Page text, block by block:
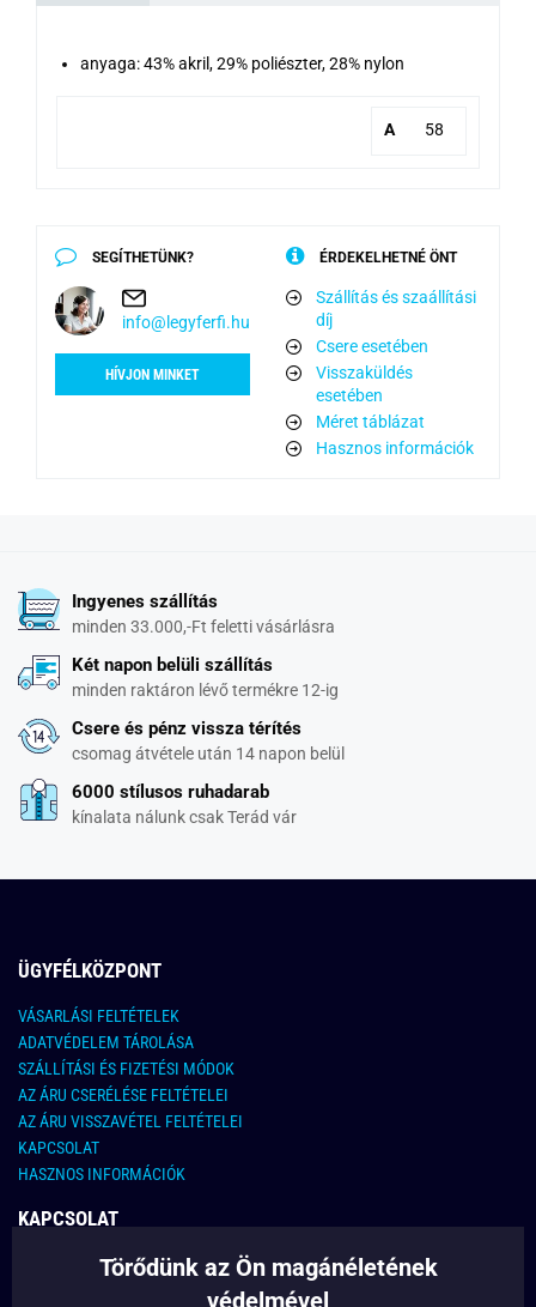
anyaga: 43% akril, 29% poliészter, 28% nylon
A 58
SEGÍTHETÜNK?
info@legyferfi.hu
HÍVJON MINKET
ÉRDEKELHETNÉ ÖNT
Szállítás és szaállítási
díj
Csere esetében
Visszaküldés
esetében
Méret táblázat
Hasznos információk
Ingyenes szállítás
minden 33.000,-Ft feletti vásárlásra
Két napon belüli szállítás
minden raktáron lévő termékre 12-ig
Csere és pénz vissza térítés
csomag átvétele után 14 napon belül
6000 stílusos ruhadarab
kínalata nálunk csak Terád vár
ÜGYFÉLKÖZPONT
VÁSARLÁSI FELTÉTELEK
ADATVÉDELEM TÁROLÁSA
SZÁLLÍTÁSI ÉS FIZETÉSI MÓDOK
AZ ÁRU CSERÉLÉSE FELTÉTELEI
AZ ÁRU VISSZAVÉTEL FELTÉTELEI
KAPCSOLAT
HASZNOS INFORMÁCIÓK
KAPCSOLAT
E-MAIL CÍM:
Törődünk az Ön magánéletének
védelmével